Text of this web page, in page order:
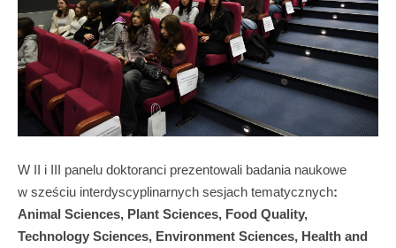
W II i III panelu doktoranci prezentowali badania naukowe
w sześciu interdyscyplinarnych sesjach tematycznych:
Animal Sciences, Plant Sciences, Food Quality,
Technology Sciences, Environment Sciences, Health and